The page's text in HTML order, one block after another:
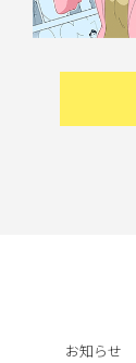
お知らせ